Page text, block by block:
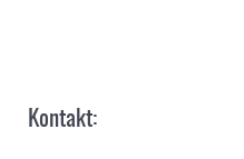
Kontakt: